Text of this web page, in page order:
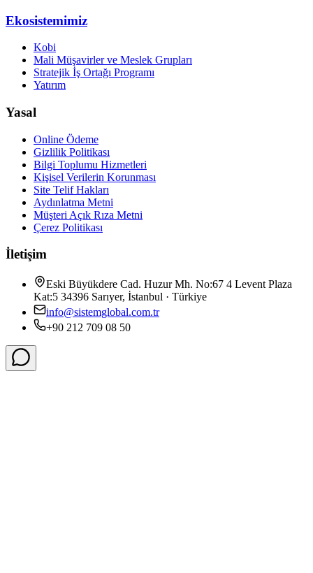
Ekosistemimiz
Kobi
Mali Müşavirler ve Meslek Grupları
Stratejik İş Ortağı Programı
Yatırım
Yasal
Online Ödeme
Gizlilik Politikası
Bilgi Toplumu Hizmetleri
Kişisel Verilerin Korunması
Site Telif Hakları
Aydınlatma Metni
Müşteri Açık Rıza Metni
Çerez Politikası
İletişim
Eski Büyükdere Cad. Huzur Mh. No:67 4 Levent Plaza
Kat:5 34396 Sarıyer, İstanbul · Türkiye
info@sistemglobal.com.tr
+90 212 709 08 50